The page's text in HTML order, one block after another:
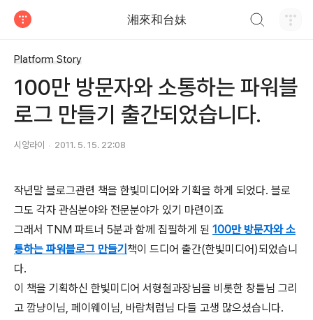
湘來和台妹
Platform Story
100만 방문자와 소통하는 파워블
로그 만들기 출간되었습니다.
시앙라이 2011. 5. 15. 22:08
작년말 블로그관련 책을 한빛미디어와 기획을 하게 되었다. 블로
그도 각자 관심분야와 전문분야가 있기 마련이죠
그래서 TNM 파트너 5분과 함께 집필하게 된 100만 방문자와 소
통하는 파워블로그 만들기 책이 드디어 출간(한빛미디어)되었습니
다.
이 책을 기획하신 한빛미디어 서형철과장님을 비롯한 창틀님 그리
고 깜냥이님, 페이웨이님, 바람처럼님 다들 고생 많으셨습니다.